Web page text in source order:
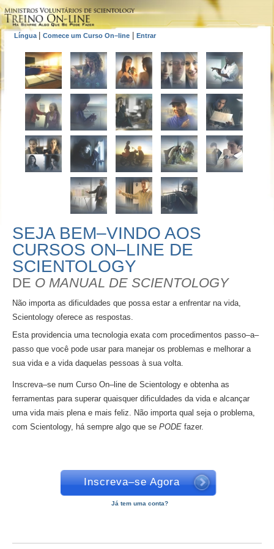
Língua Comece um Curso On–line Entrar
SEJA BEM–VINDO AOS
CURSOS ON–LINE DE
SCIENTOLOGY
DE O MANUAL DE SCIENTOLOGY
Não importa as dificuldades que possa estar a enfrentar na vida,
Scientology oferece as respostas.
Esta providencia uma tecnologia exata com procedimentos passo–a–
passo que você pode usar para manejar os problemas e melhorar a
sua vida e a vida daquelas pessoas à sua volta.
Inscreva–se num Curso On–line de Scientology e obtenha as
ferramentas para superar quaisquer dificuldades da vida e alcançar
uma vida mais plena e mais feliz. Não importa qual seja o problema,
com Scientology, há sempre algo que se PODE fazer.
Inscreva–se Agora
Já tem uma conta?